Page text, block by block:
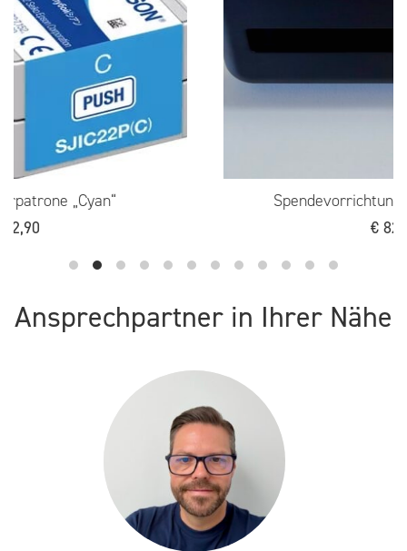
Spendevorrichtung für SATO WS4TT
Ansprechpartner in Ihrer Nähe